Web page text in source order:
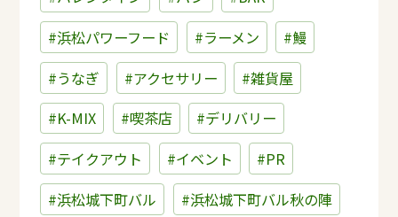
#浜松パワーフード
#ラーメン
#鰻
#うなぎ
#アクセサリー
#雑貨屋
#K-MIX
#喫茶店
#デリバリー
#テイクアウト
#イベント
#PR
#浜松城下町バル
#浜松城下町バル秋の陣